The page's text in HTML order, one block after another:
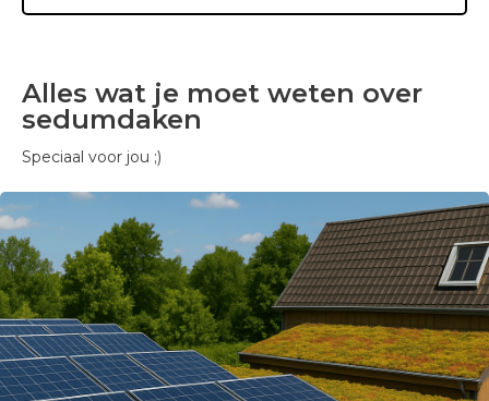
Speciaal voor jou ;)
Alles wat je moet weten over
sedumdaken